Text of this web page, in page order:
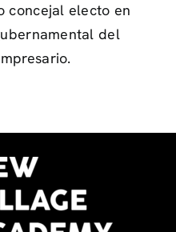
concejal electo en
del